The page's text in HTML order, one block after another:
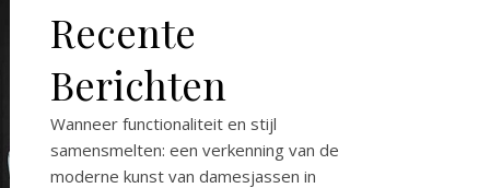
Recente
Berichten
Wanneer functionaliteit en stijl
samensmelten: een verkenning van de
moderne kunst van damesjassen in